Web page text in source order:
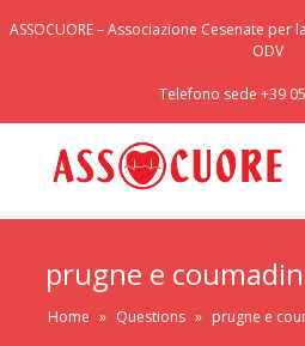
ASSOCUORE – Associazione Cesenate
ODV
Telefono sede +39
prugne e coumadin
Home » Questions » prugne e